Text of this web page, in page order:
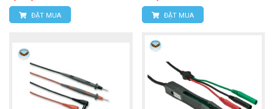
điện xoay chiều có cường độ rất cao (lên đến
đến 1000A hoặc 2000A) không thể đo được.
Tiếp cận dễ dàng trong không gian hẹp: Thiết kế
linh hoạt cho phép luồn lách qua các vị trí khó
ĐẶT MUA ĐẶT MUA